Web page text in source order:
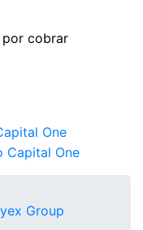
One
Group